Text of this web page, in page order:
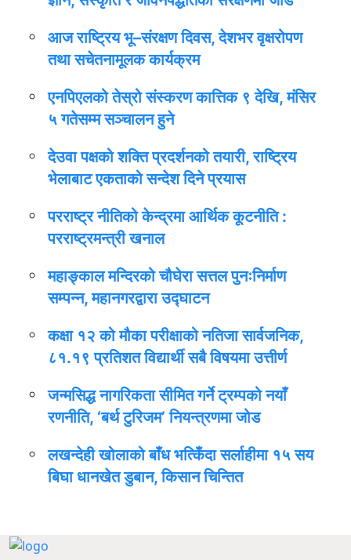
आज राष्ट्रिय भू–संरक्षण दिवस, देशभर वृक्षरोपण
तथा सचेतनामूलक कार्यक्रम
एनपिएलको तेस्रो संस्करण कात्तिक ९ देखि, मंसिर
५ गतेसम्म सञ्चालन हुने
देउवा पक्षको शक्ति प्रदर्शनको तयारी, राष्ट्रिय
भेलाबाट एकताको सन्देश दिने प्रयास
परराष्ट्र नीतिको केन्द्रमा आर्थिक कूटनीति :
परराष्ट्रमन्त्री खनाल
महाङ्काल मन्दिरको चौघेरा सत्तल पुनःनिर्माण
सम्पन्न, महानगरद्वारा उद्घाटन
कक्षा १२ को मौका परीक्षाको नतिजा सार्वजनिक,
८१.१९ प्रतिशत विद्यार्थी सबै विषयमा उत्तीर्ण
जन्मसिद्ध नागरिकता सीमित गर्ने ट्रम्पको नयाँ
रणनीति, ‘बर्थ टुरिजम’ नियन्त्रणमा जोड
लखन्देही खोलाको बाँध भत्किँदा सर्लाहीमा १५ सय
बिघा धानखेत डुबान, किसान चिन्तित